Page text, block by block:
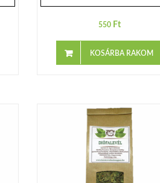
550 Ft
KOSÁRBA RAKOM